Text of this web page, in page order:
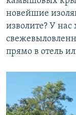
новейшие
изволите? У нас
прямо в отель